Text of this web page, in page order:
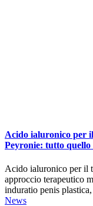
Acido ialuronico per
Peyronie: tutto quello
Acido ialuronico per il
approccio terapeutico
induratio penis
News